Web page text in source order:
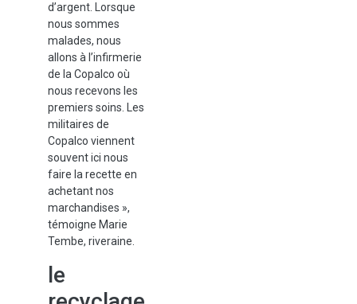
d’argent. Lorsque
nous sommes
malades, nous
allons à l’infirmerie
de la Copalco où
nous recevons les
premiers soins. Les
militaires de
Copalco viennent
souvent ici nous
faire la recette en
achetant nos
marchandises »,
témoigne Marie
Tembe, riveraine.
le